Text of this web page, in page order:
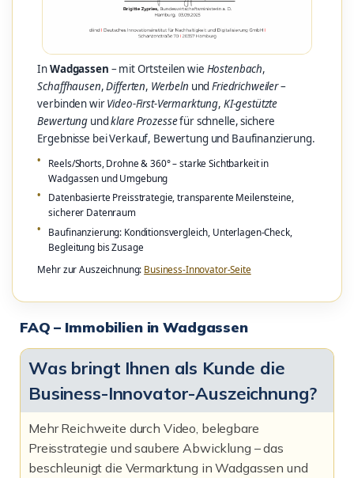
InWadgassen – mit Ortsteilen wie Hostenbach,
Schaffhausen,Differten, Werbeln undFriedrichweiler–
verbinden wirVideo-First-Vermarktung, KI-gestützte
Bewertung undklare Prozessefür schnelle, sichere
Ergebnisse bei Verkauf, Bewertung und Baufinanzierung.
Reels/Shorts, Drohne & 360° – starke Sichtbarkeit in
Wadgassen und Umgebung
Datenbasierte Preisstrategie, transparente Meilensteine,
sicherer Datenraum
Baufinanzierung: Konditionsvergleich, Unterlagen-Check,
Begleitung bis Zusage
Mehr zur Auszeichnung: Business-Innovator-Seite
FAQ – Immobilien in Wadgassen
Was bringt Ihnen als Kunde die
Business-Innovator-Auszeichnung?
Mehr Reichweite durch Video, belegbare
Preisstrategie und saubere Abwicklung – das
beschleunigt die Vermarktung in Wadgassen und